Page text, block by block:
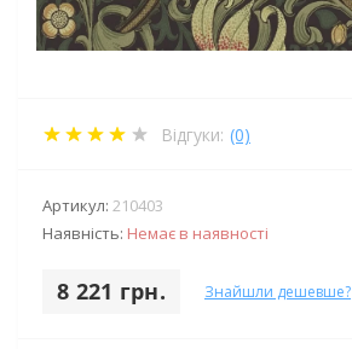
Відгуки: (0)
Артикул: 210403
Наявність: Немає в наявності
8 221 грн. Знайшли дешевше?